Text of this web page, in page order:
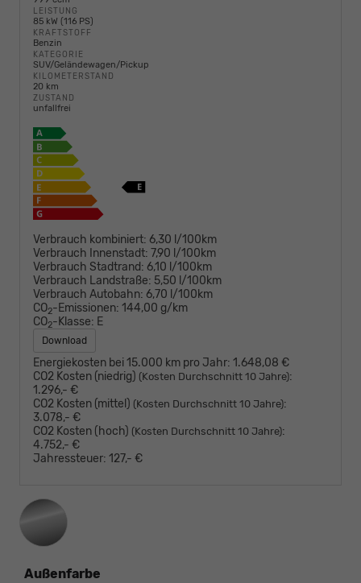
LEISTUNG
85 kW (116 PS)
KRAFTSTOFF
Benzin
KATEGORIE
SUV/Geländewagen/Pickup
KILOMETERSTAND
20 km
ZUSTAND
unfallfrei
Verbrauch kombiniert: 6,30 l/100km
Verbrauch Innenstadt: 7,90 l/100km
Verbrauch Stadtrand: 6,10 l/100km
Verbrauch Landstraße: 5,50 l/100km
Verbrauch Autobahn: 6,70 l/100km
CO2-Emissionen: 144,00 g/km
CO2-Klasse: E
Download
Energiekosten bei 15.000 km pro Jahr: 1.648,08 €
CO2 Kosten (niedrig) (Kosten Durchschnitt 10 Jahre):
1.296,- €
CO2 Kosten (mittel) (Kosten Durchschnitt 10 Jahre):
3.078,- €
CO2 Kosten (hoch) (Kosten Durchschnitt 10 Jahre):
4.752,- €
Jahressteuer: 127,- €
Außenfarbe